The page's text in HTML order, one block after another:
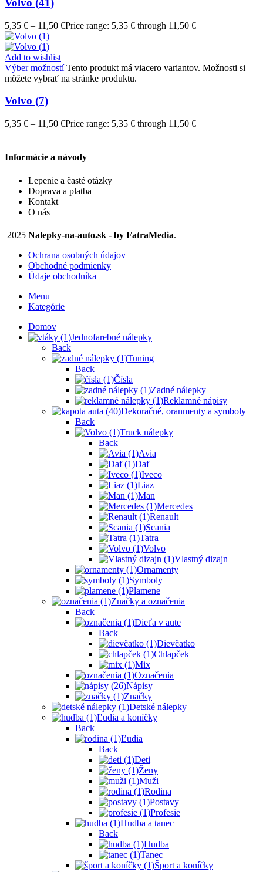
Volvo (41)
5,35 € – 11,50 €Price range: 5,35 € through 11,50 €
Add to wishlist
Výber možností Tento produkt má viacero variantov. Možnosti si
môžete vybrať na stránke produktu.
Volvo (7)
5,35 € – 11,50 €Price range: 5,35 € through 11,50 €
Informácie a návody
Lepenie a časté otázky
Doprava a platba
Kontakt
O nás
2025 Nalepky-na-auto.sk - by FatraMedia.
Ochrana osobných údajov
Obchodné podmienky
Údaje obchodníka
Menu
Kategórie
Domov
Jednofarebné nálepky
Back
Tuning
Back
Čísla
Zadné nálepky
Reklamné nápisy
Dekoračné, oranmenty a symboly
Back
Truck nálepky
Back
Avia
Daf
Iveco
Liaz
Man
Mercedes
Renault
Scania
Tatra
Volvo
Vlastný dizajn
Ornamenty
Symboly
Plamene
Značky a označenia
Back
Dieťa v aute
Back
Dievčatko
Chlapček
Mix
Označenia
Nápisy
Značky
Detské nálepky
Ľudia a koníčky
Back
Ľudia
Back
Deti
Ženy
Muži
Rodina
Postavy
Profesie
Hudba a tanec
Back
Hudba
Tanec
Šport a koníčky